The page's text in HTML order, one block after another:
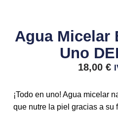
Agua Micelar
Uno
18,00 €
¡Todo en uno! Agua micelar
que nutre la piel gracias a su